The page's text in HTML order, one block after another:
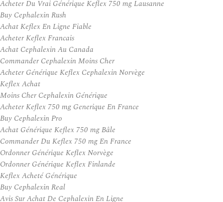
Acheter Du Vrai Générique Keflex 750 mg Lausanne
Buy Cephalexin Rush
Achat Keflex En Ligne Fiable
Acheter Keflex Francais
Achat Cephalexin Au Canada
Commander Cephalexin Moins Cher
Acheter Générique Keflex Cephalexin Norvège
Keflex Achat
Moins Cher Cephalexin Générique
Acheter Keflex 750 mg Generique En France
Buy Cephalexin Pro
Achat Générique Keflex 750 mg Bâle
Commander Du Keflex 750 mg En France
Ordonner Générique Keflex Norvège
Ordonner Générique Keflex Finlande
Keflex Acheté Générique
Buy Cephalexin Real
Avis Sur Achat De Cephalexin En Ligne